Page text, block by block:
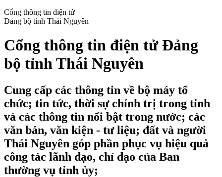
Cổng thông tin điện tử
Đảng bộ tỉnh Thái Nguyên
Cổng thông tin điện tử Đảng
bộ tỉnh Thái Nguyên
Cung cấp các thông tin về bộ máy tổ
chức; tin tức, thời sự chính trị trong tỉnh
và các thông tin nổi bật trong nước; các
văn bản, văn kiện - tư liệu; đất và người
Thái Nguyên góp phần phục vụ hiệu quả
công tác lãnh đạo, chỉ đạo của Ban
thường vụ tỉnh ủy;